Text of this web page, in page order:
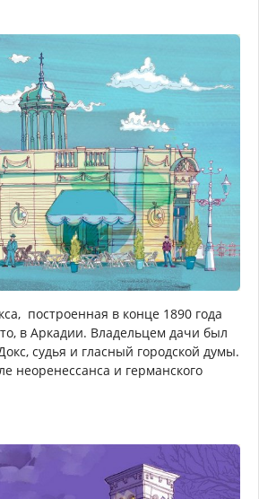
построенная в конце 1890 года
в Аркадии. Владельцем дачи был
судья и гласный городской думы.
неоренессанса и германского